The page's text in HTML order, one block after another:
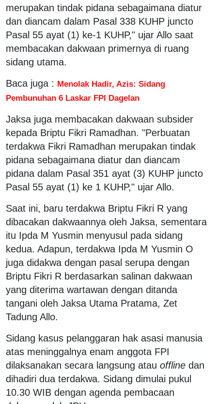
merupakan tindak pidana sebagaimana diatur
dan diancam dalam Pasal 338 KUHP juncto
Pasal 55 ayat (1) ke-1 KUHP," ujar Allo saat
membacakan dakwaan primernya di ruang
sidang utama.
Baca juga : Menolak Hadir, Azis: Sidang
Pembunuhan 6 Laskar FPI Dagelan
Jaksa juga membacakan dakwaan subsider
kepada Briptu Fikri Ramadhan. "Perbuatan
terdakwa Fikri Ramadhan merupakan tindak
pidana sebagaimana diatur dan diancam
pidana dalam Pasal 351 ayat (3) KUHP juncto
Pasal 55 ayat (1) ke 1 KUHP," ujar Allo.
Saat ini, baru terdakwa Briptu Fikri R yang
dibacakan dakwaannya oleh Jaksa, sementara
itu Ipda M Yusmin menyusul pada sidang
kedua. Adapun, terdakwa Ipda M Yusmin O
juga didakwa dengan pasal serupa dengan
Briptu Fikri R berdasarkan salinan dakwaan
yang diterima wartawan dengan ditanda
tangani oleh Jaksa Utama Pratama, Zet
Tadung Allo.
Sidang kasus pelanggaran hak asasi manusia
atas meninggalnya enam anggota FPI
dilaksanakan secara langsung atau offline dan
dihadiri dua terdakwa. Sidang dimulai pukul
10.30 WIB dengan agenda pembacaan